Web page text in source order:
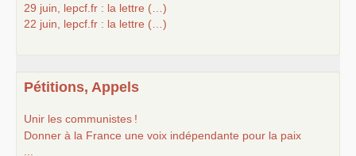
29 juin, lepcf.fr : la lettre (…)
22 juin, lepcf.fr : la lettre (…)
Pétitions, Appels
Unir les communistes !
Donner à la France une voix indépendante pour la paix